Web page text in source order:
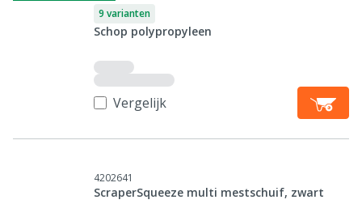
9 varianten
Schop polypropyleen
Vergelijk
4202641
ScraperSqueeze multi mestschuif, zwart